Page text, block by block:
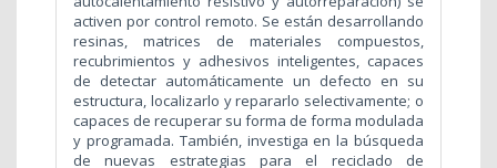
activen por control remoto. Se están desarrollando
resinas, matrices de materiales compuestos,
recubrimientos y adhesivos inteligentes, capaces
de detectar automáticamente un defecto en su
estructura, localizarlo y repararlo selectivamente; o
capaces de recuperar su forma de forma modulada
y programada. También, investiga en la búsqueda
de nuevas estrategias para el reciclado de